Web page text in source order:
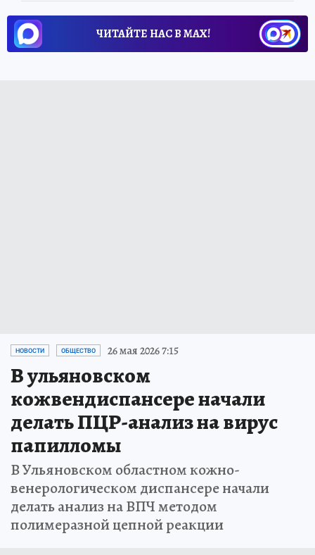
ЧИТАЙТЕ НАС В МАХ!
НОВОСТИ ОБЩЕСТВО 26 мая 2026 7:15
В ульяновском
кожвендиспансере начали
делать ПЦР-анализ на вирус
папилломы
В Ульяновском областном кожно-
венерологическом диспансере начали
делать анализ на ВПЧ методом
полимеразной цепной реакции